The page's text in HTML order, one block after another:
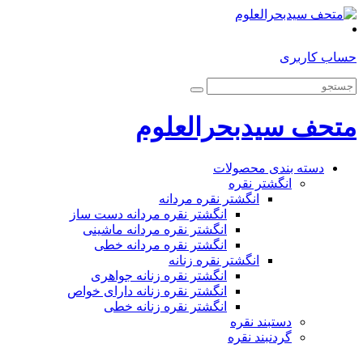
حساب کاربری
متحف سیدبحرالعلوم
دسته بندی محصولات
انگشتر نقره
انگشتر نقره مردانه
انگشتر نقره مردانه دست ساز
انگشتر نقره مردانه ماشینی
انگشتر نقره مردانه خطی
انگشتر نقره زنانه
انگشتر نقره زنانه جواهری
انگشتر نقره زنانه دارای خواص
انگشتر نقره زنانه خطی
دستبند نقره
گردنبند نقره